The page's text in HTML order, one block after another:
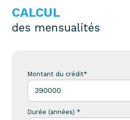
CALCUL
des mensualités
Montant du crédit*
Durée (années) *